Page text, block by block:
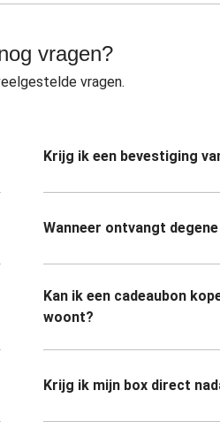
vragen?
vragen.
Krijg ik een bevestiging
Wanneer ontvangt
Kan ik een cadeaubon
woont?
Krijg ik mijn box direct